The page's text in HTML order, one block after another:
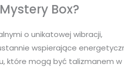
Box?
o unikatowej wibracji,
wspierające
które mogą być talizmanem